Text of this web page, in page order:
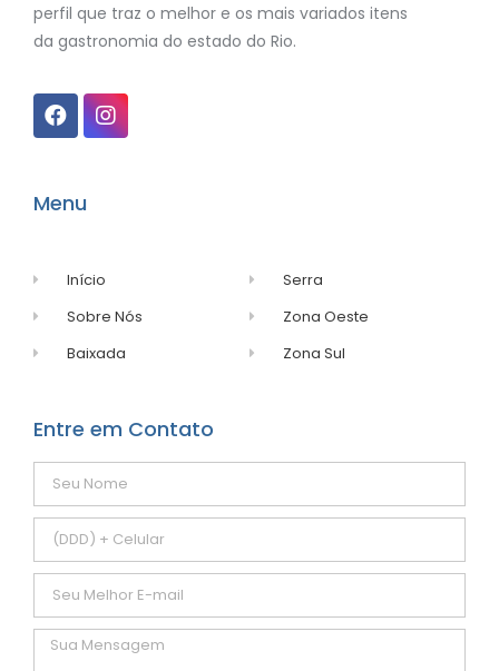
perfil que traz o melhor e os mais variados itens
da gastronomia do estado do Rio.
Menu
Início
Sobre Nós
Baixada
Serra
Zona Oeste
Zona Sul
Entre em Contato